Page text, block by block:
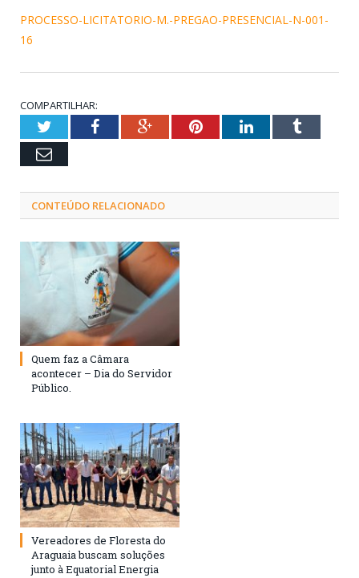
PROCESSO-LICITATORIO-M.-PREGAO-PRESENCIAL-N-001-
16
COMPARTILHAR:
TwitterFacebookGoogle+PinterestLinkedInTumblr
Email
CONTEÚDO RELACIONADO
Quem faz a Câmara
acontecer – Dia do Servidor
Público.
Vereadores de Floresta do
Araguaia buscam soluções
junto à Equatorial Energia